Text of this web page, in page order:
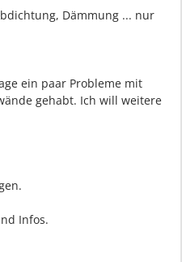
Dämmung ... nur
ein paar Probleme mit
gehabt. Ich will weitere
Infos.